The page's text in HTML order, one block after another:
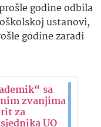
godine odbila
ustanovi,
godine zaradi
sa
zvanjima
za
UO